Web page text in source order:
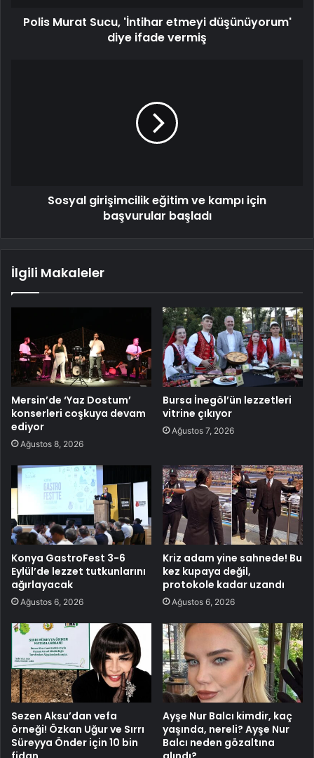
Polis Murat Sucu, 'İntihar etmeyi düşünüyorum'
diye ifade vermiş
Sosyal girişimcilik eğitim ve kampı için
başvurular başladı
İlgili Makaleler
Mersin’de ‘Yaz Dostum’
konserleri coşkuya devam
ediyor
Ağustos 8, 2026
Bursa İnegöl’ün lezzetleri
vitrine çıkıyor
Ağustos 7, 2026
Konya GastroFest 3-6
Eylül’de lezzet tutkunlarını
ağırlayacak
Ağustos 6, 2026
Kriz adam yine sahnede! Bu
kez kupaya değil,
protokole kadar uzandı
Ağustos 6, 2026
Sezen Aksu’dan vefa
örneği! Özkan Uğur ve Sırrı
Süreyya Önder için 10 bin
Ayşe Nur Balcı kimdir, kaç
yaşında, nereli? Ayşe Nur
Balcı neden gözaltına